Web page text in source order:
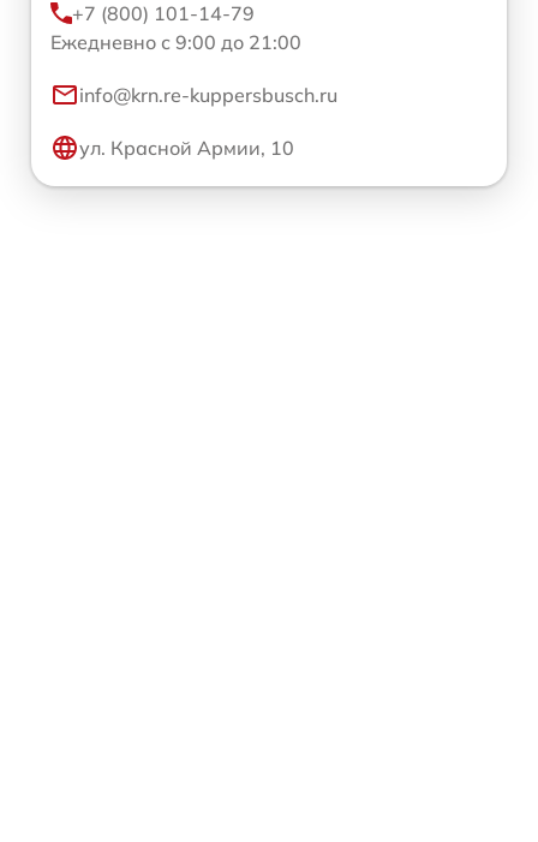
+7 (800) 101-14-79
Ежедневно с 9:00 до 21:00
info@krn.re-kuppersbusch.ru
ул. Красной Армии, 10